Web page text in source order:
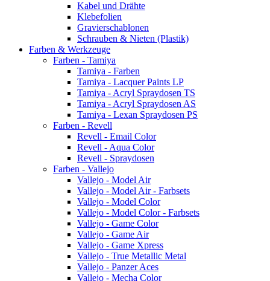
Kabel und Drähte
Klebefolien
Gravierschablonen
Schrauben & Nieten (Plastik)
Farben & Werkzeuge
Farben - Tamiya
Tamiya - Farben
Tamiya - Lacquer Paints LP
Tamiya - Acryl Spraydosen TS
Tamiya - Acryl Spraydosen AS
Tamiya - Lexan Spraydosen PS
Farben - Revell
Revell - Email Color
Revell - Aqua Color
Revell - Spraydosen
Farben - Vallejo
Vallejo - Model Air
Vallejo - Model Air - Farbsets
Vallejo - Model Color
Vallejo - Model Color - Farbsets
Vallejo - Game Color
Vallejo - Game Air
Vallejo - Game Xpress
Vallejo - True Metallic Metal
Vallejo - Panzer Aces
Vallejo - Mecha Color